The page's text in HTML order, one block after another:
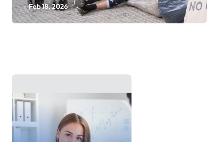
Feb 18, 2026